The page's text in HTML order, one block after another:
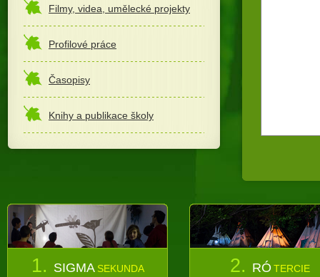
Filmy, videa, umělecké projekty
Profilové práce
Časopisy
Knihy a publikace školy
1. SIGMA SEKUNDA
2. RÓ TERCIE